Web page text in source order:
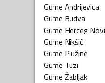
Gume Andrijevica
Gume Budva
Gume Herceg Novi
Gume Nikšić
Gume Plužine
Gume Tuzi
Gume Žabljak